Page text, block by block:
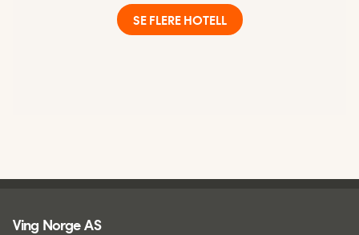
SE FLERE HOTELL
Ving Norge AS